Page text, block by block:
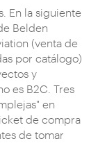
En la siguiente
Belden
(venta de
por catálogo)
y
es B2C. Tres
en
de compra
de tomar